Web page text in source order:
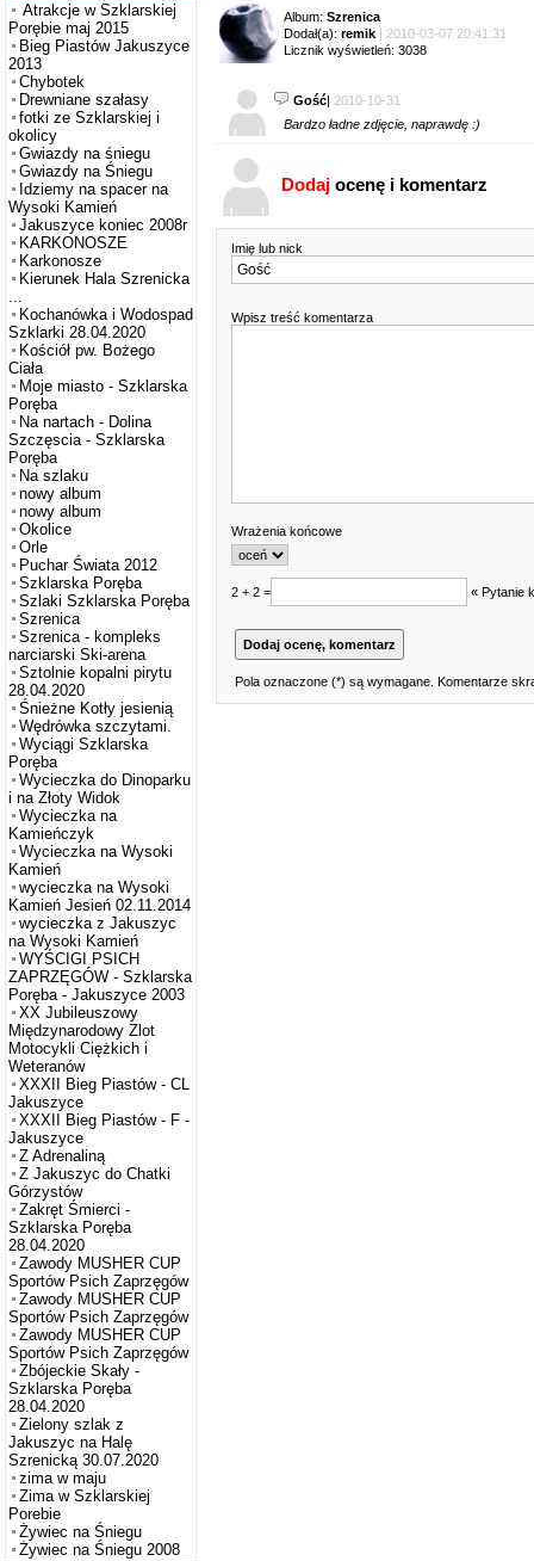
Atrakcje w Szklarskiej
Porębie maj 2015
Bieg Piastów Jakuszyce
2013
Chybotek
Drewniane szałasy
fotki ze Szklarskiej i
okolicy
Gwiazdy na śniegu
Gwiazdy na Śniegu
Idziemy na spacer na
Wysoki Kamień
Jakuszyce koniec 2008r
KARKONOSZE
Karkonosze
Kierunek Hala Szrenicka
...
Kochanówka i Wodospad
Szklarki 28.04.2020
Kościół pw. Bożego
Ciała
Moje miasto - Szklarska
Poręba
Na nartach - Dolina
Szczęscia - Szklarska
Poręba
Na szlaku
nowy album
nowy album
Okolice
Orle
Puchar Świata 2012
Szklarska Poręba
Szlaki Szklarska Poręba
Szrenica
Szrenica - kompleks
narciarski Ski-arena
Sztolnie kopalni pirytu
28.04.2020
Śnieżne Kotły jesienią
Wędrówka szczytami.
Wyciągi Szklarska
Poręba
Wycieczka do Dinoparku
i na Złoty Widok
Wycieczka na
Kamieńczyk
Wycieczka na Wysoki
Kamień
wycieczka na Wysoki
Kamień Jesień 02.11.2014
wycieczka z Jakuszyc
na Wysoki Kamień
WYŚCIGI PSICH
ZAPRZĘGÓW - Szklarska
Poręba - Jakuszyce 2003
XX Jubileuszowy
Międzynarodowy Zlot
Motocykli Ciężkich i
Weteranów
XXXII Bieg Piastów - CL
Jakuszyce
XXXII Bieg Piastów - F -
Jakuszyce
Z Adrenaliną
Z Jakuszyc do Chatki
Górzystów
Zakręt Śmierci -
Szklarska Poręba
28.04.2020
Zawody MUSHER CUP
Sportów Psich Zaprzęgów
Zawody MUSHER CUP
Sportów Psich Zaprzęgów
Zawody MUSHER CUP
Sportów Psich Zaprzęgów
Zbójeckie Skały -
Szklarska Poręba
28.04.2020
Zielony szlak z
Jakuszyc na Halę
Szrenicką 30.07.2020
zima w maju
Zima w Szklarskiej
Porebie
Żywiec na Śniegu
Żywiec na Śniegu 2008
Album: Szrenica
Dodał(a): remik | 2010-03-07 20:41:31
Licznik wyświetleń: 3038
Gość| 2010-10-31
Bardzo ładne zdjęcie, naprawdę :)
Dodaj ocenę i komentarz
Imię lub nick
Wpisz treść komentarza
Wrażenia końcowe
2 + 2 = « Pytanie
Pola oznaczone (*) są wymagane. Komentarze